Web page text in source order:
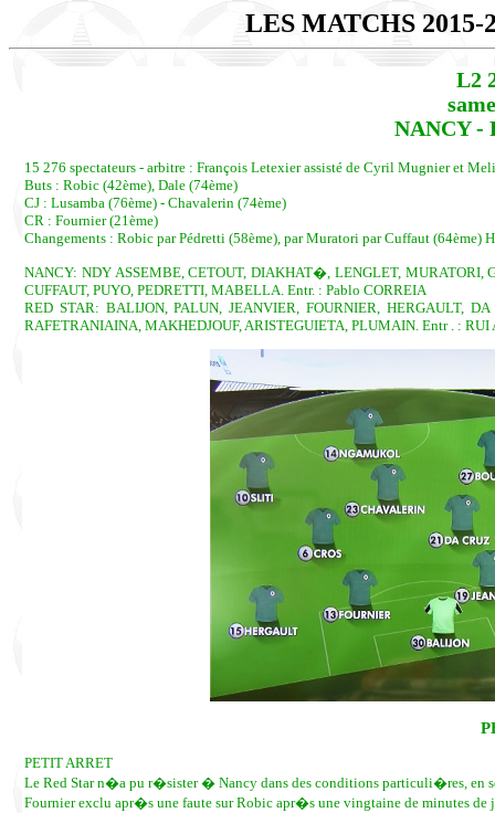
LES MATCHS
L2
NANCY -
15 276 spectateurs - arbitre : François Letexier assisté de Cyril Mugnier et
Buts : Robic (42ème), Dale (74ème)
CJ : Lusamba (76ème) - Chavalerin (74ème)
CR : Fournier (21ème)
Changements : Robic par Pédretti (58ème), par Muratori par Cuffaut
NANCY: NDY ASSEMBE, CETOUT, DIAKHAT�, LENGLET,
CUFFAUT, PUYO, PEDRETTI, MABELLA. Entr. : Pablo CORREIA
RED STAR: BALIJON, PALUN, JEANVIER, FOURNIER, HERGAULT,
RAFETRANIAINA, MAKHEDJOUF, ARISTEGUIETA, PLUMAIN. Entr . :
PETIT ARRET
Le Red Star n�a pu r�sister � Nancy dans des conditions particuli�res, en
Fournier exclu apr�s une faute sur Robic apr�s une vingtaine de minutes de